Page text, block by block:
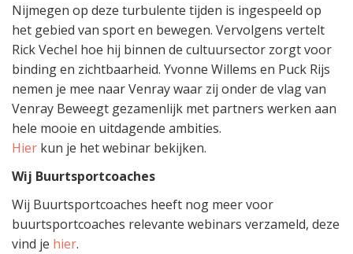
Nijmegen op deze turbulente tijden is ingespeeld op
het gebied van sport en bewegen. Vervolgens vertelt
Rick Vechel hoe hij binnen de cultuursector zorgt voor
binding en zichtbaarheid. Yvonne Willems en Puck Rijs
nemen je mee naar Venray waar zij onder de vlag van
Venray Beweegt gezamenlijk met partners werken aan
hele mooie en uitdagende ambities.
Hier kun je het webinar bekijken.
Wij Buurtsportcoaches
Wij Buurtsportcoaches heeft nog meer voor
buurtsportcoaches relevante webinars verzameld, deze
vind je hier.